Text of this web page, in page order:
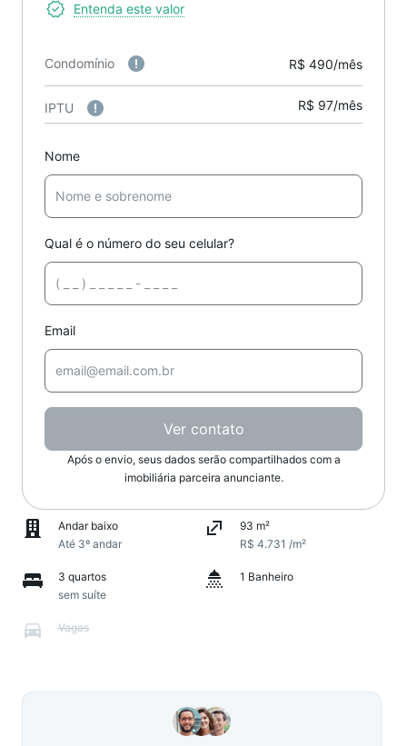
Entenda este valor
Condomínio R$ 490/mês
IPTU R$ 97/mês
Nome
Qual é o número do seu celular?
Email
Ver contato
Após o envio, seus dados serão compartilhados com a
imobiliária parceira anunciante.
Andar baixo
Até 3º andar
93 m²
R$ 4.731 /m²
3 quartos
sem suíte
1 Banheiro
Vagas